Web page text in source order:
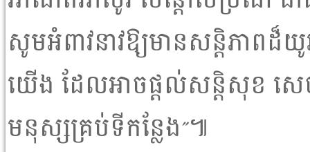
សូមអំពាវនាវឱ្យមានសន្តិភាពដ៏
យើង ដែលអាចផ្តល់សន្តិសុខ សេច
មនុស្សគ្រប់ទីកន្លែង”៕